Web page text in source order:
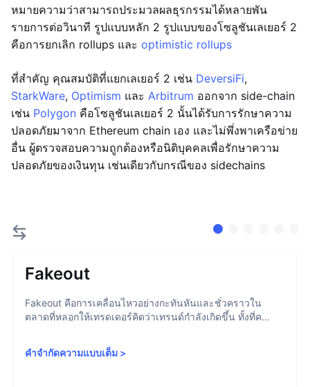
หมายความว่าสามารถประมวลผลธุรกรรมได้หลายพัน
รายการต่อวินาที รูปแบบหลัก 2 รูปแบบของโซลูชันเลเยอร์ 2
คือการยกเลิก rollups และ optimistic rollups
ที่สำคัญ คุณสมบัติที่แยกเลเยอร์ 2 เช่น DeversiFi,
StarkWare, Optimism และ Arbitrum ออกจาก side-chain
เช่น Polygon คือโซลูชันเลเยอร์ 2 นั้นได้รับการรักษาความ
ปลอดภัยมาจาก Ethereum chain เอง และไม่พึ่งพาเครือข่าย
อื่น ผู้ตรวจสอบความถูกต้องหรือนิติบุคคลเพื่อรักษาความ
ปลอดภัยของเงินทุน เช่นเดียวกับกรณีของ sidechains
Fakeout
Fakeout คือการเคลื่อนไหวอย่างกะทันหันและชั่วคราวใน
ตลาดที่หลอกให้เทรดเดอร์คิดว่าเทรนด์กำลังเกิดขึ้น ทั้งที่ค...
คำจำกัดความแบบเต็ม >